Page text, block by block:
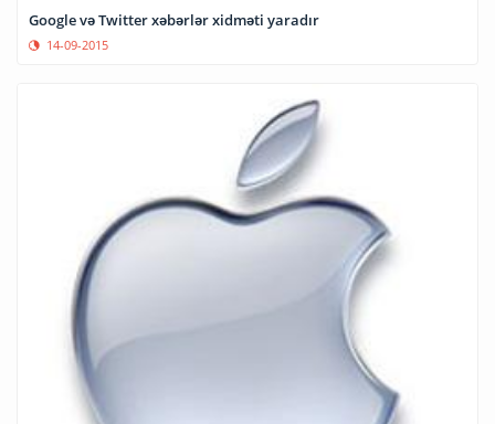
Google və Twitter xəbərlər xidməti yaradır
14-09-2015